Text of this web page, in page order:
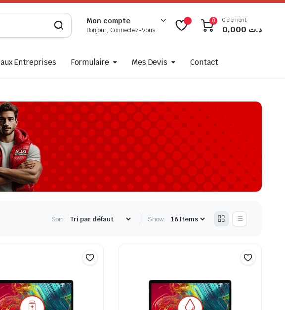
Mon compte
Bonjour, Connectez-Vous
0 0 élément
د.ت
Entreprises Formulaire Mes Devis Contact
Sort: Show: